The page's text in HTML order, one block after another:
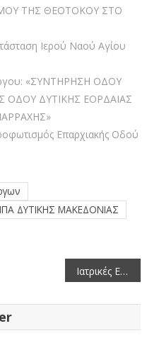
ΤΗΣ ΘΕΟΤΟΚΟΥ ΣΤΟ
Ιερού Ναού Αγίου
«ΣΥΝΤΗΡΗΣΗ ΟΔΟΥ
ΟΔΟΥ ΔΥΤΙΚΗΣ ΕΟΡΔΑΙΑΣ
Επαρχιακής Οδού
ΔΥΤΙΚΗΣ ΜΑΚΕΔΟΝΙΑΣ
Ιατρικές Ειδικότητες Περιφερειακής Ενότητας Κοζάνης – Τελευταία ενημέρωση 18-8-2025